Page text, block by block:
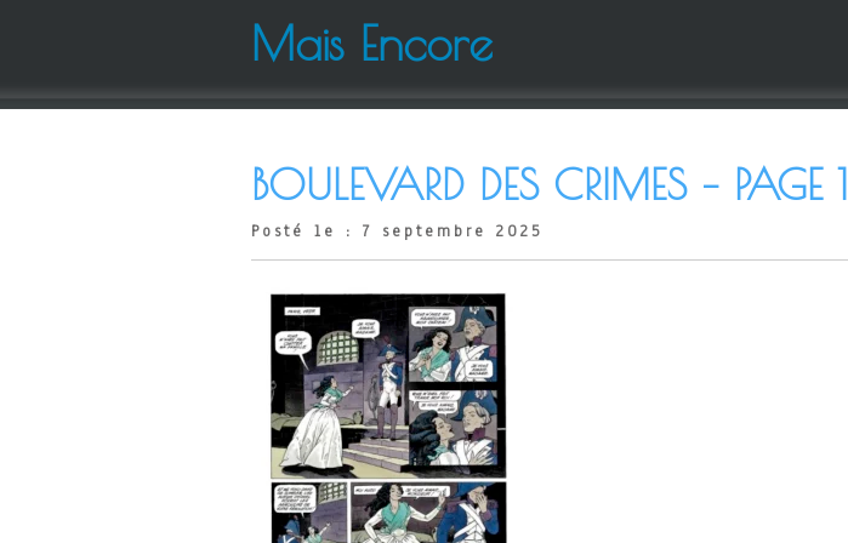
Mais Encore
BOULEVARD DES CRIMES – PAGE 1
Posté le : 7 septembre 2025